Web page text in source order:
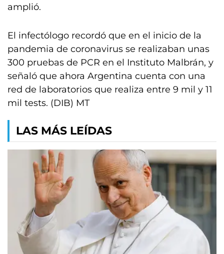
amplió.
El infectólogo recordó que en el inicio de la
pandemia de coronavirus se realizaban unas
300 pruebas de PCR en el Instituto Malbrán, y
señaló que ahora Argentina cuenta con una
red de laboratorios que realiza entre 9 mil y 11
mil tests. (DIB) MT
LAS MÁS LEÍDAS